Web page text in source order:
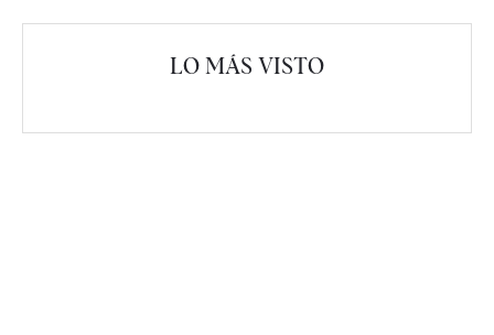
LO MÁS VISTO